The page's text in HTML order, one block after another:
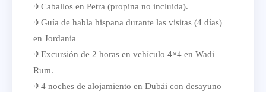
✈Caballos en Petra (propina no incluida).
✈Guía de habla hispana durante las visitas (4 días)
en Jordania
✈Excursión de 2 horas en vehículo 4×4 en Wadi
Rum.
✈4 noches de alojamiento en Dubái con desayuno